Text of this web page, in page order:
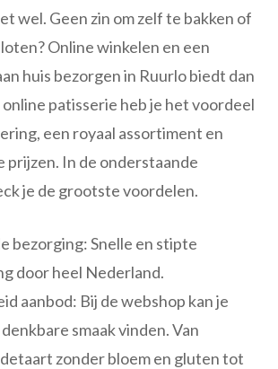
wel. Geen zin om zelf te bakken of
Online winkelen en een
huis bezorgen in Ruurlo biedt dan
patisserie heb je het voordeel
een royaal assortiment en
prijzen. In de onderstaande
je de grootste voordelen.
bezorging: Snelle en stipte
door heel Nederland.
aanbod: Bij de webshop kan je
smaak vinden. Van
zonder bloem en gluten tot